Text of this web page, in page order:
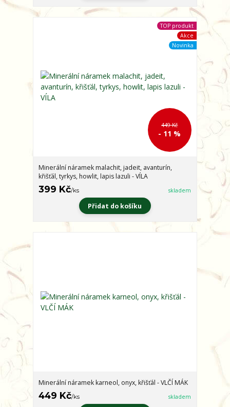
TOP produkt
Akce
Novinka
449 Kč
- 11 %
Minerální náramek malachit, jadeit, avanturín,
křišťál, tyrkys, howlit, lapis lazuli - VÍLA
399 Kč/ks skladem
Přidat do košíku
Minerální náramek karneol, onyx, křišťál - VLČÍ MÁK
449 Kč/ks skladem